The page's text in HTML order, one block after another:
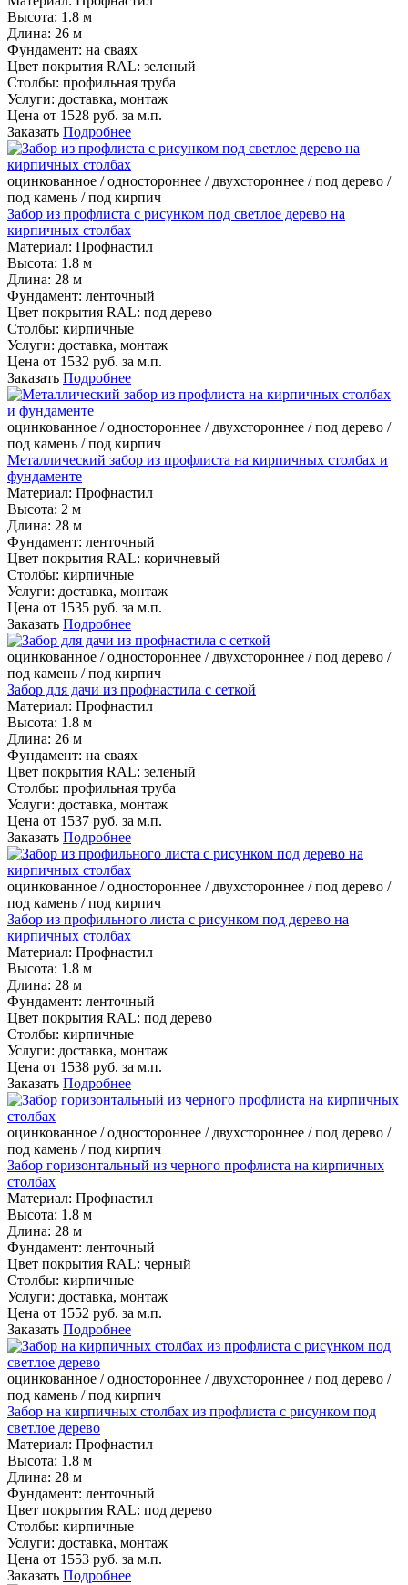
Высота: 1.8 м
Длина: 26 м
Фундамент: на сваях
Цвет покрытия RAL: зеленый
Столбы: профильная труба
Услуги: доставка, монтаж
Цена от 1528 руб. за м.п.
Заказать Подробнее
оцинкованное / одностороннее / двухстороннее / под дерево /
под камень / под кирпич
Забор из профлиста с рисунком под светлое дерево на
кирпичных столбах
Материал: Профнастил
Высота: 1.8 м
Длина: 28 м
Фундамент: ленточный
Цвет покрытия RAL: под дерево
Столбы: кирпичные
Услуги: доставка, монтаж
Цена от 1532 руб. за м.п.
Заказать Подробнее
оцинкованное / одностороннее / двухстороннее / под дерево /
под камень / под кирпич
Металлический забор из профлиста на кирпичных столбах и
фундаменте
Материал: Профнастил
Высота: 2 м
Длина: 28 м
Фундамент: ленточный
Цвет покрытия RAL: коричневый
Столбы: кирпичные
Услуги: доставка, монтаж
Цена от 1535 руб. за м.п.
Заказать Подробнее
оцинкованное / одностороннее / двухстороннее / под дерево /
под камень / под кирпич
Забор для дачи из профнастила с сеткой
Материал: Профнастил
Высота: 1.8 м
Длина: 26 м
Фундамент: на сваях
Цвет покрытия RAL: зеленый
Столбы: профильная труба
Услуги: доставка, монтаж
Цена от 1537 руб. за м.п.
Заказать Подробнее
оцинкованное / одностороннее / двухстороннее / под дерево /
под камень / под кирпич
Забор из профильного листа с рисунком под дерево на
кирпичных столбах
Материал: Профнастил
Высота: 1.8 м
Длина: 28 м
Фундамент: ленточный
Цвет покрытия RAL: под дерево
Столбы: кирпичные
Услуги: доставка, монтаж
Цена от 1538 руб. за м.п.
Заказать Подробнее
оцинкованное / одностороннее / двухстороннее / под дерево /
под камень / под кирпич
Забор горизонтальный из черного профлиста на кирпичных
столбах
Материал: Профнастил
Высота: 1.8 м
Длина: 28 м
Фундамент: ленточный
Цвет покрытия RAL: черный
Столбы: кирпичные
Услуги: доставка, монтаж
Цена от 1552 руб. за м.п.
Заказать Подробнее
оцинкованное / одностороннее / двухстороннее / под дерево /
под камень / под кирпич
Забор на кирпичных столбах из профлиста с рисунком под
светлое дерево
Материал: Профнастил
Высота: 1.8 м
Длина: 28 м
Фундамент: ленточный
Цвет покрытия RAL: под дерево
Столбы: кирпичные
Услуги: доставка, монтаж
Цена от 1553 руб. за м.п.
Заказать Подробнее